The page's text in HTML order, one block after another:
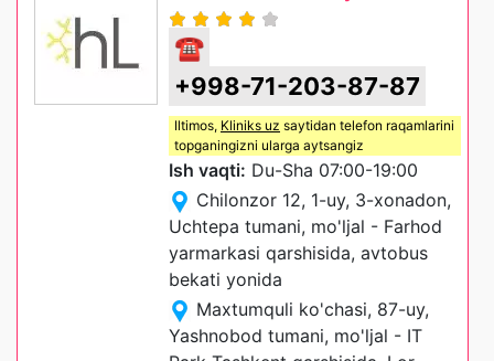
☎
+998-71-203-87-87
Iltimos, Kliniks uz saytidan telefon raqamlarini
topganingizni ularga aytsangiz
Ish vaqti: Du-Sha 07:00-19:00
Chilonzor 12, 1-uy, 3-xonadon,
Uchtepa tumani, mo'ljal - Farhod
yarmarkasi qarshisida, avtobus
bekati yonida
Maxtumquli ko'chasi, 87-uy,
Yashnobod tumani, mo'ljal - IT